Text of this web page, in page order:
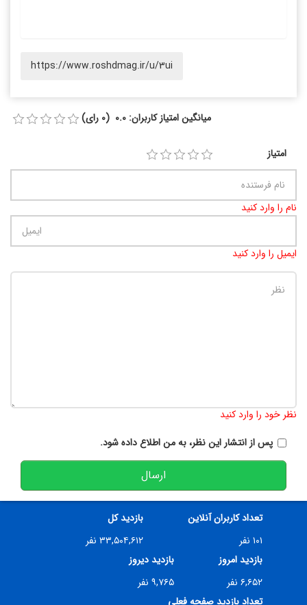
https://www.roshdmag.ir/u/3ui
میانگین امتیاز کاربران: 0.0 (0 رای)
امتیاز
نام را وارد کنید
ایمیل را وارد کنید
نظر خود را وارد کنید
پس از انتشار این نظر، به من اطلاع داده شود.
ارسال
تعداد کاربران آنلاین
۱۰۱ نفر
بازدید کل
۳۳,۵۰۴,۶۱۲ نفر
بازدید امروز
۶,۶۵۲ نفر
بازدید دیروز
۹,۷۶۵ نفر
تعداد بازدید صفحه فعلی